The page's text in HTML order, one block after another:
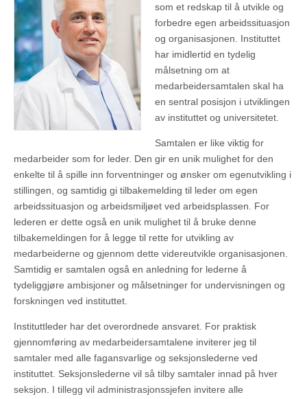
som et redskap til å utvikle og
forbedre egen arbeidssituasjon
og organisasjonen. Instituttet
har imidlertid en tydelig
målsetning om at
medarbeidersamtalen skal ha
en sentral posisjon i utviklingen
av instituttet og universitetet.
Samtalen er like viktig for
medarbeider som for leder. Den gir en unik mulighet for den
enkelte til å spille inn forventninger og ønsker om egenutvikling i
stillingen, og samtidig gi tilbakemelding til leder om egen
arbeidssituasjon og arbeidsmiljøet ved arbeidsplassen. For
lederen er dette også en unik mulighet til å bruke denne
tilbakemeldingen for å legge til rette for utvikling av
medarbeiderne og gjennom dette videreutvikle organisasjonen.
Samtidig er samtalen også en anledning for lederne å
tydeliggjøre ambisjoner og målsetninger for undervisningen og
forskningen ved instituttet.
Instituttleder har det overordnede ansvaret. For praktisk
gjennomføring av medarbeidersamtalene inviterer jeg til
samtaler med alle fagansvarlige og seksjonslederne ved
instituttet. Seksjonslederne vil så tilby samtaler innad på hver
seksjon. I tillegg vil administrasjonssjefen invitere alle